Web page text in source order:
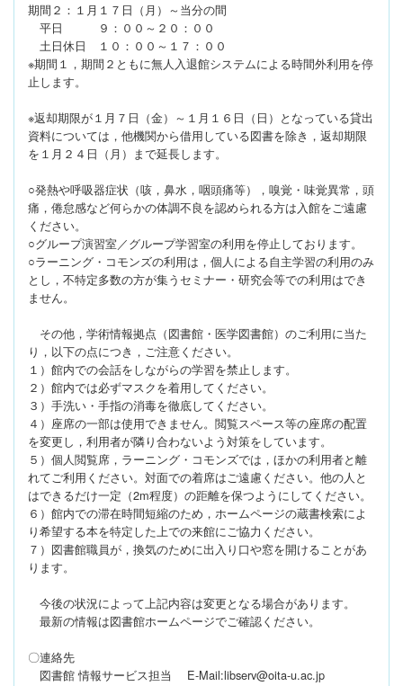
期間２：１月１７日（月）～当分の間
平日 ９：００～２０：００
土日休日 １０：００～１７：００
※期間１，期間２ともに無人入退館システムによる時間外利用を停
止します。
※返却期限が１月７日（金）～１月１６日（日）となっている貸出
資料については，他機関から借用している図書を除き，返却期限
を１月２４日（月）まで延長します。
○発熱や呼吸器症状（咳，鼻水，咽頭痛等），嗅覚・味覚異常，頭
痛，倦怠感など何らかの体調不良を認められる方は入館をご遠慮
ください。
○グループ演習室／グループ学習室の利用を停止しております。
○ラーニング・コモンズの利用は，個人による自主学習の利用のみ
とし，不特定多数の方が集うセミナー・研究会等での利用はでき
ません。
その他，学術情報拠点（図書館・医学図書館）のご利用に当た
り，以下の点につき，ご注意ください。
１）館内での会話をしながらの学習を禁止します。
２）館内では必ずマスクを着用してください。
３）手洗い・手指の消毒を徹底してください。
４）座席の一部は使用できません。閲覧スペース等の座席の配置
を変更し，利用者が隣り合わないよう対策をしています。
５）個人閲覧席，ラーニング・コモンズでは，ほかの利用者と離
れてご利用ください。対面での着席はご遠慮ください。他の人と
はできるだけ一定（2m程度）の距離を保つようにしてください。
６）館内での滞在時間短縮のため，ホームページの蔵書検索によ
り希望する本を特定した上での来館にご協力ください。
７）図書館職員が，換気のために出入り口や窓を開けることがあ
ります。
今後の状況によって上記内容は変更となる場合があります。
最新の情報は図書館ホームページでご確認ください。
〇連絡先
図書館 情報サービス担当 E-Mail:libserv@oita-u.ac.jp